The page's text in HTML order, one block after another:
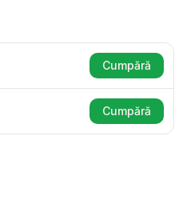
Cumpără
(se
Cumpără
(se